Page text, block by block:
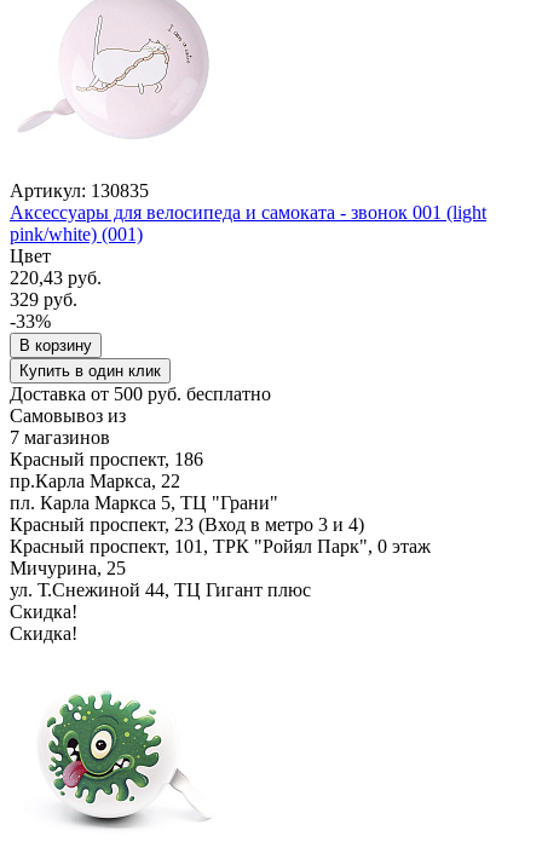
Артикул: 130835
Аксессуары для велосипеда и самоката - звонок 001 (light
pink/white) (001)
Цвет
220,43 руб.
329 руб.
-33%
В корзину
Купить в один клик
Доставка от 500 руб. бесплатно
Самовывоз из
7 магазинов
Красный проспект, 186
пр.Карла Маркса, 22
пл. Карла Маркса 5, ТЦ "Грани"
Красный проспект, 23 (Вход в метро 3 и 4)
Красный проспект, 101, ТРК "Ройял Парк", 0 этаж
Мичурина, 25
ул. Т.Снежиной 44, ТЦ Гигант плюс
Скидка!
Скидка!